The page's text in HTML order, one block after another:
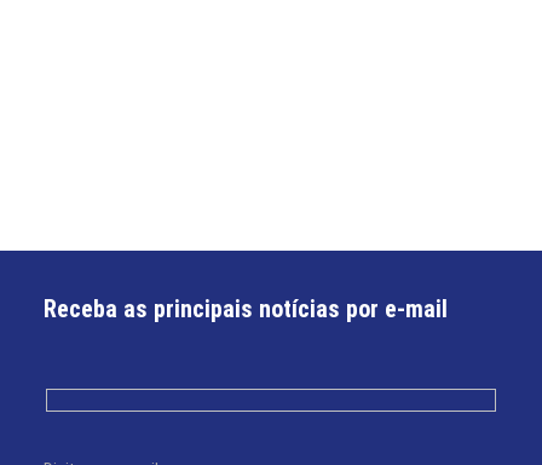
Receba as principais notícias por e-mail